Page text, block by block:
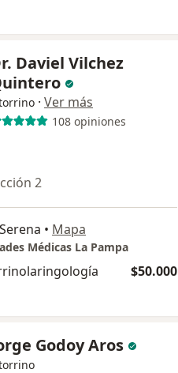
Daviel Vilchez
· Ver más
108 opiniones
2
• Mapa
Médicas La Pampa
$50.000
Godoy Aros